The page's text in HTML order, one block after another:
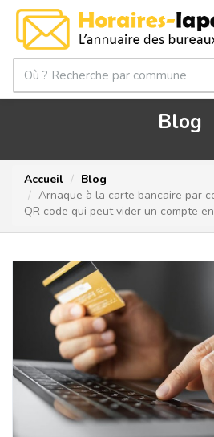
Blog
Accueil
Blog
Arnaque à la carte bancaire par
QR code qui peut vider un compte